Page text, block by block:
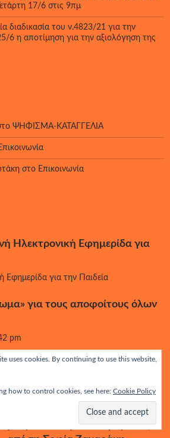
17/6 στις 9πμ
διαδικασία του ν.4823/21 για την
6 η αποτίμηση για την αξιολόγηση της
ΨΗΦΙΣΜΑ-ΚΑΤΑΓΓΕΛΙΑ
στο Επικοινωνία
Ηλεκτρονική Εφημερίδα για
Εφημερίδα για την Παιδεία
για τους αποφοίτους όλων
pm
την υπ. Παιδείας στη
pm
η παρουσίαση του «Οράματος
uses cookies. By continuing to use this website,
how to control cookies, see here: Cookie Policy